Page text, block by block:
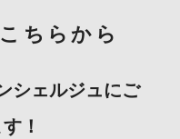
ちらから
シェルジュにご
！